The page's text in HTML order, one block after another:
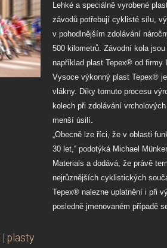
Lehké a speciálně vyrobené
závodů potřebují cyklisté sílu,
v pohodlnějším zdolávání
500 kilometrů. Závodní kola
například plast Tepex® od firmy
Vysoce výkonný plast Tepex®
vlákny. Díky tomuto procesu
kolech při zdolávání
menší úsilí.
„Obecně lze říci, že v oblasti
30 let,“ podotýká Michael
Materials a dodává, že právě
nejrůznějších cyklistických
Tepex® nalezne uplatnění i při
posledně jmenovaném případě
plasty